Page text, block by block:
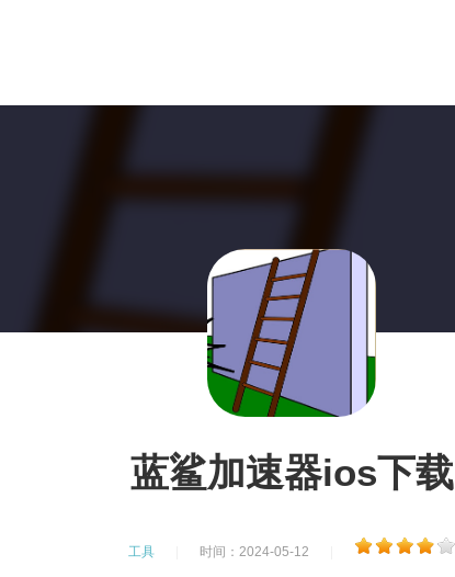
蓝鲨加速器ios下载
工具 时间：2024-05-12